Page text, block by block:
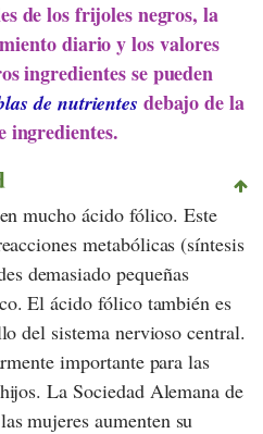
de los frijoles negros, la
diario y los valores
ingredientes se pueden
de nutrientes debajo de la
ingredientes.
mucho ácido fólico. Este
metabólicas (síntesis
demasiado pequeñas
El ácido fólico también es
del sistema nervioso central.
importante para las
hijos. LaSociedad Alemana de
mujeres aumenten su